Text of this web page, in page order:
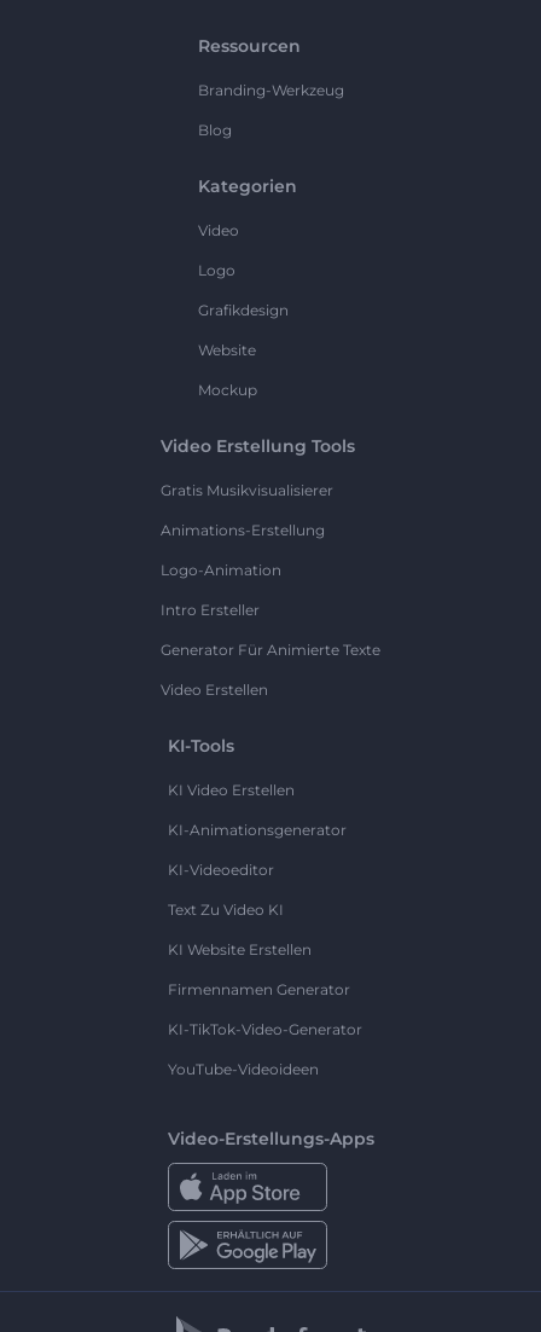
Ressourcen
Branding-Werkzeug
Blog
Kategorien
Video
Logo
Grafikdesign
Website
Mockup
Video Erstellung Tools
Gratis Musikvisualisierer
Animations-Erstellung
Logo-Animation
Intro Ersteller
Generator Für Animierte Texte
Video Erstellen
KI-Tools
KI Video Erstellen
KI-Animationsgenerator
KI-Videoeditor
Text Zu Video KI
KI Website Erstellen
Firmennamen Generator
KI-TikTok-Video-Generator
YouTube-Videoideen
Video-Erstellungs-Apps